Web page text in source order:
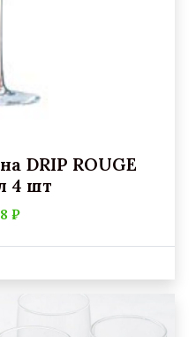
DRIP ROUGE
4 шт
₽